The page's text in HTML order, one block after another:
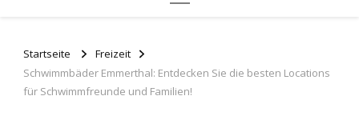
Startseite
Freizeit
Schwimmbäder Emmerthal: Entdecken Sie die besten Locations
für Schwimmfreunde und Familien!